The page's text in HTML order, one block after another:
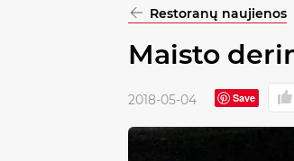
Restoranų naujienos
Maisto
2018-05-04 Save